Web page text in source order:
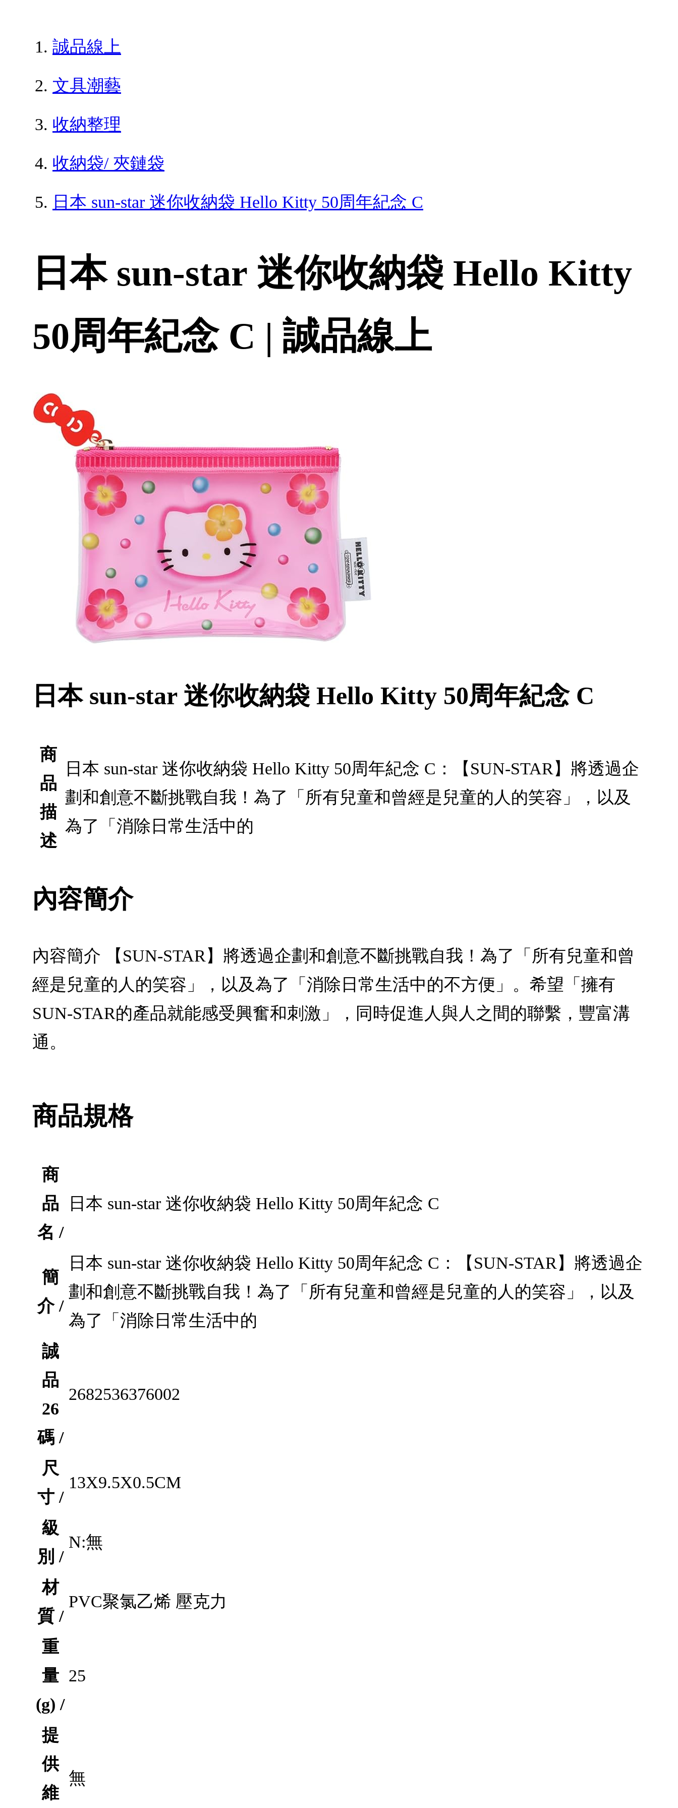
誠品線上
文具潮藝
收納整理
收納袋/ 夾鏈袋
日本 sun-star 迷你收納袋 Hello Kitty 50周年紀念 C
日本 sun-star 迷你收納袋 Hello Kitty
50周年紀念 C | 誠品線上
日本 sun-star 迷你收納袋 Hello Kitty 50周年紀念 C
商
品
描
述
日本 sun-star 迷你收納袋 Hello Kitty 50周年紀念 C：【SUN-STAR】將透過企
劃和創意不斷挑戰自我！為了「所有兒童和曾經是兒童的人的笑容」，以及
為了「消除日常生活中的
內容簡介
內容簡介 【SUN-STAR】將透過企劃和創意不斷挑戰自我！為了「所有兒童和曾
經是兒童的人的笑容」，以及為了「消除日常生活中的不方便」。希望「擁有
SUN-STAR的產品就能感受興奮和刺激」，同時促進人與人之間的聯繫，豐富溝
通。
商品規格
商
品
名 /
日本 sun-star 迷你收納袋 Hello Kitty 50周年紀念 C
簡
介 /
日本 sun-star 迷你收納袋 Hello Kitty 50周年紀念 C：【SUN-STAR】將透過企
劃和創意不斷挑戰自我！為了「所有兒童和曾經是兒童的人的笑容」，以及
為了「消除日常生活中的
誠
品
26
碼 /
2682536376002
尺
寸 /
13X9.5X0.5CM
級
別 /
N:無
材
質 /
PVC聚氯乙烯 壓克力
重
量
(g) /
25
提
供
維
無